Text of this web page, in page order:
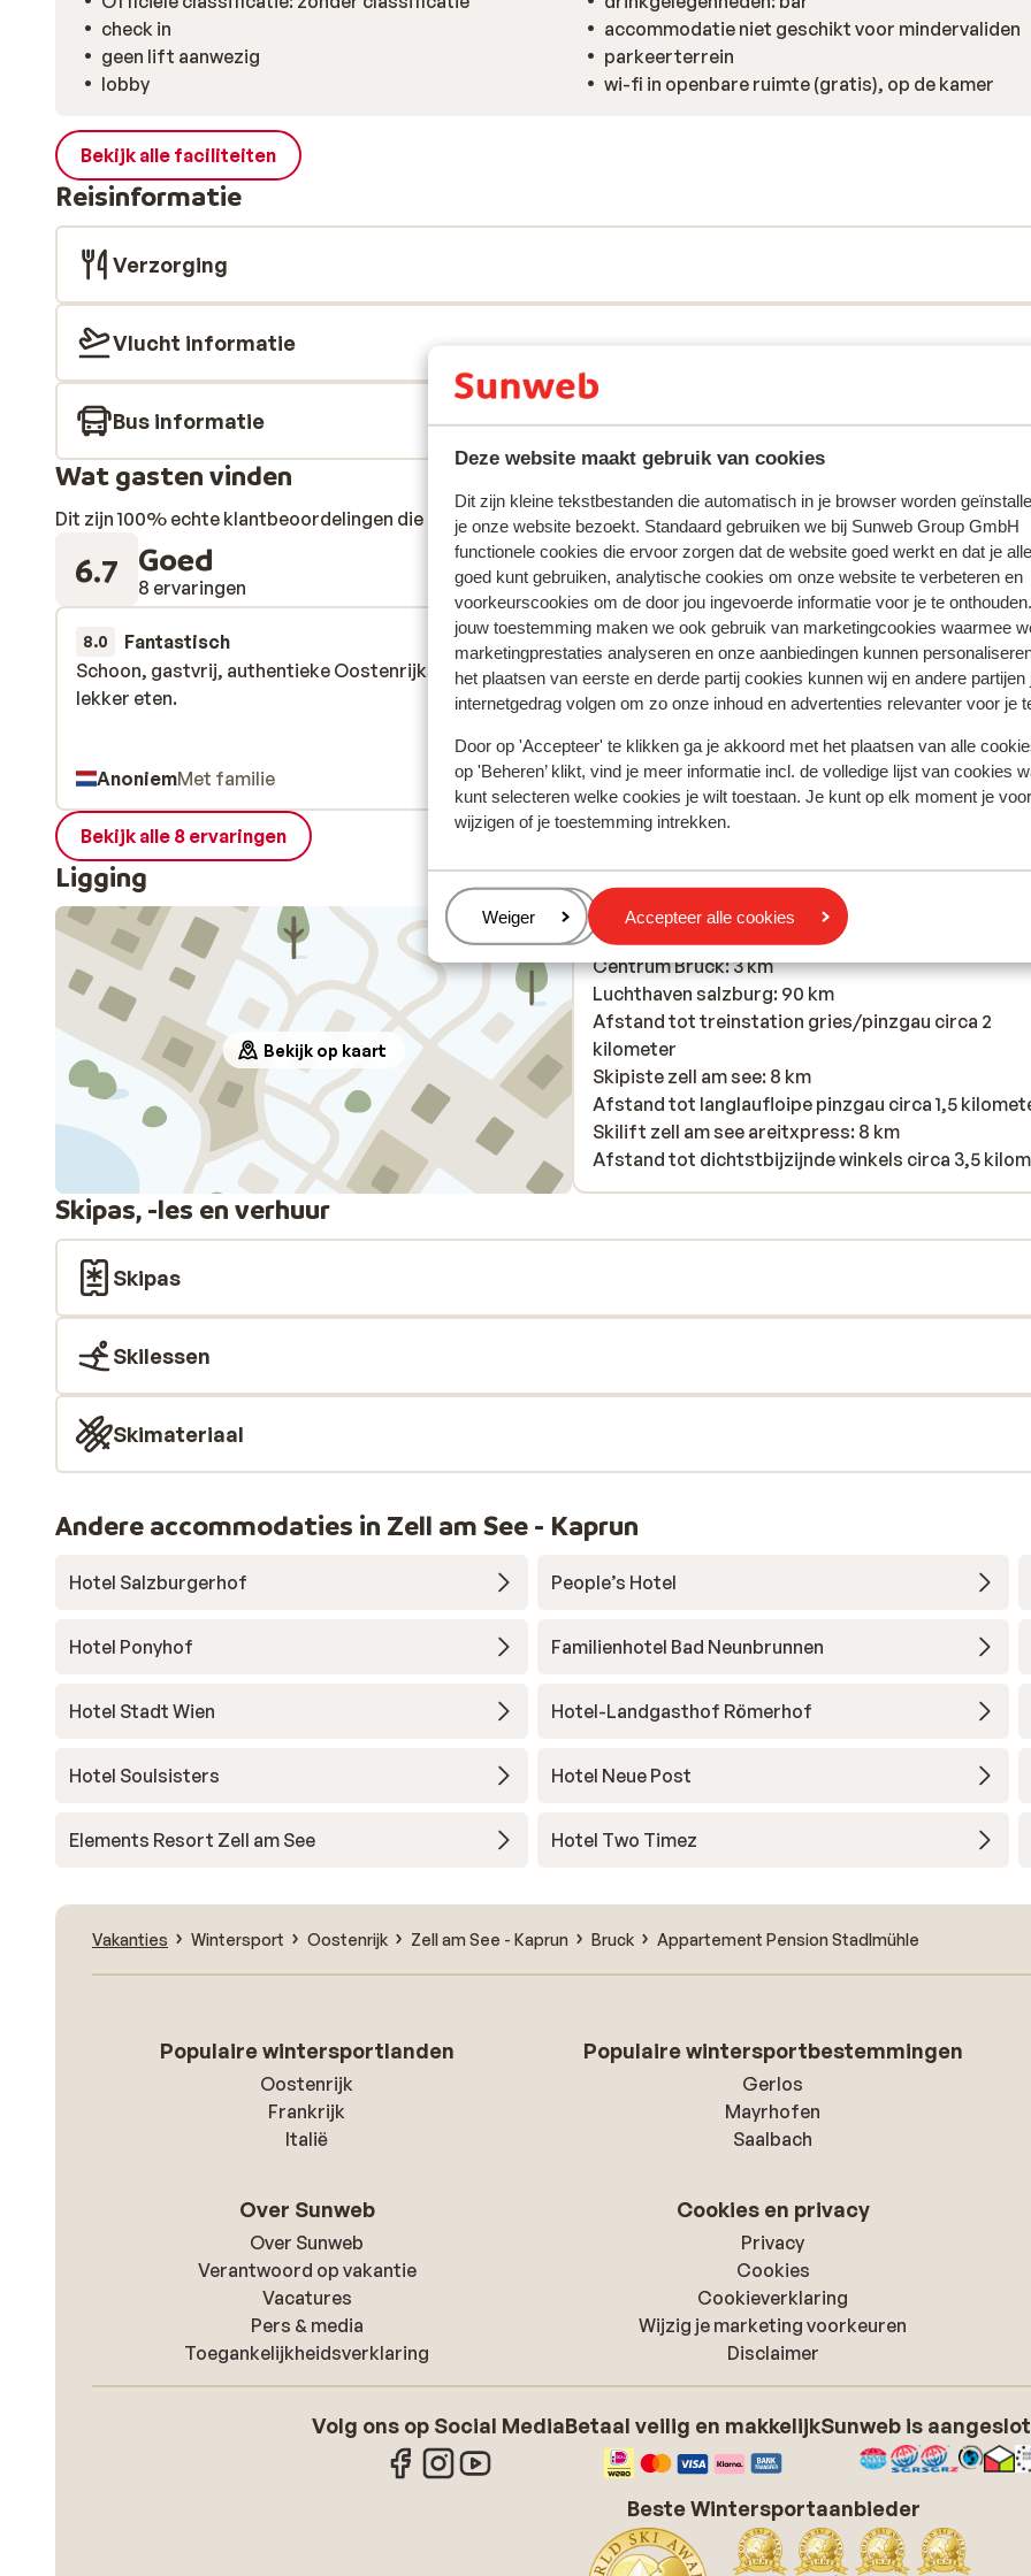
Deze website maakt gebruik van cookies
Dit zijn kleine tekstbestanden die automatisch in je browser worden
je onze website bezoekt. Standaard gebruiken we bij Sunweb Group GmbH
functionele cookies die ervoor zorgen dat de website goed werkt en dat je
goed kunt gebruiken, analytische cookies om onze website te verbeteren en
voorkeurscookies om de door jou ingevoerde informatie voor je te
jouw toestemming maken we ook gebruik van marketingcookies waarmee
marketingprestaties analyseren en onze aanbiedingen kunnen
het plaatsen van eerste en derde partij cookies kunnen wij en andere partijen
internetgedrag volgen om zo onze inhoud en advertenties relevanter voor je
Door op 'Accepteer' te klikken ga je akkoord met het plaatsen van alle
op 'Beheren’ klikt, vind je meer informatie incl. de volledige lijst van cookies
kunt selecteren welke cookies je wilt toestaan. Je kunt op elk moment je
wijzigen of je toestemming intrekken.
Beheren
Weiger Accepteer alle cookies
check in
geen lift aanwezig
lobby
accommodatie niet geschikt voor mindervaliden
parkeerterrein
wi-fi in openbare ruimte (gratis), op de kamer
Bekijk alle faciliteiten
Reisinformatie
Verzorging
Vlucht informatie
Bus informatie
Wat gasten vinden
Dit zijn 100% echte klantbeoordelingen die hun ervaring met ons product oprecht weergeven. Meer over reviews
6.7 Goed
8 ervaringen Meest geboekt door met
8.0 Fantastisch
8 feb. 2026
Schoon, gastvrij, authentieke Oostenrijkse sfeer. Zeer
lekker eten.
Schoon, gastvrij, authentieke Oostenrijkse sfeer. Zeer
lekker eten.
AnoniemMet familie
24 jan.
Alle waar naar z'n geld. Matrassen zijn aan
toe, de veren staken in de rug. Verder is het eten
uitzicht.
Alle waar naar z'n geld. Matrassen zijn aan
toe, de veren staken in de rug. Verder is het eten
uitzicht.
AnoniemMet familie
Bekijk alle 8 ervaringen
Ligging
Bekijk op kaart
Afstanden
Centrum Bruck: 3 km
Luchthaven salzburg: 90 km
Afstand tot treinstation gries/pinzgau circa 2
kilometer
Skipiste zell am see: 8 km
Afstand tot langlaufloipe pinzgau circa 1,5
Skilift zell am see areitxpress: 8 km
Afstand tot dichtstbijzijnde winkels circa 3,5
Skipas, -les en verhuur
Skipas
Skilessen
Skimateriaal
Andere accommodaties in Zell am See - Kaprun
Hotel Salzburgerhof People’s Hotel
Hotel Ponyhof Familienhotel Bad Neunbrunnen
Hotel Stadt Wien Hotel-Landgasthof Römerhof
Hotel Soulsisters Hotel Neue Post
Elements Resort Zell am See Hotel Two Timez
Vakanties Wintersport Oostenrijk Zell am See - Kaprun Bruck Appartement Pension Stadlmühle
Populaire wintersportlanden
Oostenrijk
Frankrijk
Italië
Populaire wintersportbestemmingen
Gerlos
Mayrhofen
Saalbach
Over Sunweb
Over Sunweb
Verantwoord op vakantie
Vacatures
Pers & media
Toegankelijkheidsverklaring
Cookies en privacy
Privacy
Cookies
Cookieverklaring
Wijzig je marketing voorkeuren
Disclaimer
Volg ons op Social MediaBetaal veilig en makkelijkSunweb is
Beste Wintersportaanbieder